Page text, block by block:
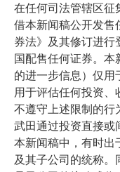
在任何司法管辖区征
借本新闻稿公开发售
券法》及其修订进行
国配售任何证券。
的进一步信息）仅
用于评估任何投资
不遵守上述限制的行
武田通过投资直接或
本新闻稿中，有时出
及其子公司的统称。